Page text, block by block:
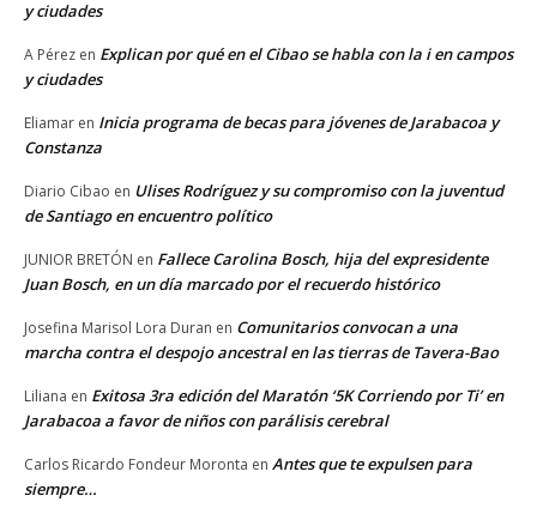
y ciudades
A Pérez en Explican por qué en el Cibao se habla con la i en campos
y ciudades
Eliamar en Inicia programa de becas para jóvenes de Jarabacoa y
Constanza
Diario Cibao en Ulises Rodríguez y su compromiso con la juventud
de Santiago en encuentro político
JUNIOR BRETÓN en Fallece Carolina Bosch, hija del expresidente
Juan Bosch, en un día marcado por el recuerdo histórico
Josefina Marisol Lora Duran en Comunitarios convocan a una
marcha contra el despojo ancestral en las tierras de Tavera-Bao
Liliana en Exitosa 3ra edición del Maratón ‘5K Corriendo por Ti’ en
Jarabacoa a favor de niños con parálisis cerebral
Carlos Ricardo Fondeur Moronta en Antes que te expulsen para
siempre…